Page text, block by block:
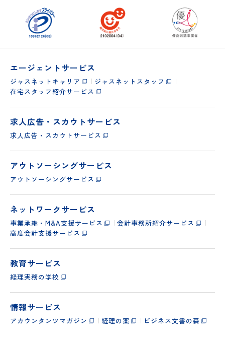
エージェントサービス
ジャスネットキャリア
ジャスネットスタッフ
在宅スタッフ紹介サービス
求人広告・スカウトサービス
求人広告・スカウトサービス
アウトソーシングサービス
アウトソーシングサービス
ネットワークサービス
事業承継・M&A支援サービス
会計事務所紹介サービス
高度会計支援サービス
教育サービス
経理実務の学校
情報サービス
アカウンタンツマガジン 経理の薬 ビジネス文書の森